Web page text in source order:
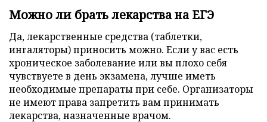
Можно ли брать лекарства на ЕГЭ
Да, лекарственные средства (таблетки,
ингаляторы) приносить можно. Если у вас есть
хроническое заболевание или вы плохо себя
чувствуете в день экзамена, лучше иметь
необходимые препараты при себе. Организаторы
не имеют права запретить вам принимать
лекарства, назначенные врачом.